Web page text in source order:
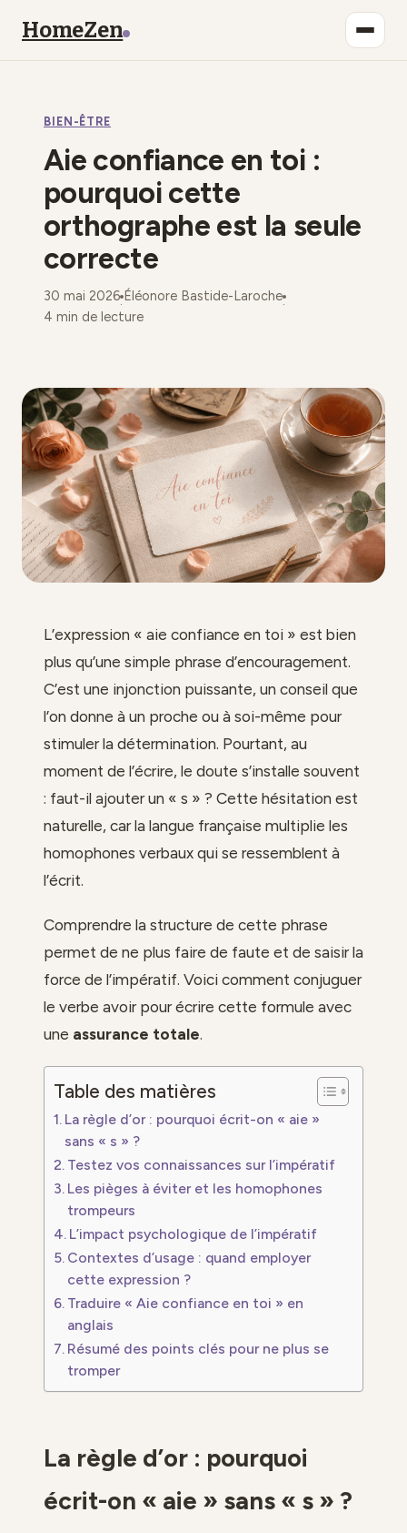
HomeZen
Mode
Déco
BIEN-ÊTRE
Aie confiance en toi :
pourquoi cette
orthographe est la seule
correcte
30 mai 2026
·
Éléonore Bastide-Laroche
·
4 min de lecture
L’expression « aie confiance en toi » est bien
plus qu’une simple phrase d’encouragement.
C’est une injonction puissante, un conseil que
l’on donne à un proche ou à soi-même pour
stimuler la détermination. Pourtant, au
moment de l’écrire, le doute s’installe souvent
: faut-il ajouter un « s » ? Cette hésitation est
naturelle, car la langue française multiplie les
homophones verbaux qui se ressemblent à
l’écrit.
Comprendre la structure de cette phrase
permet de ne plus faire de faute et de saisir la
force de l’impératif. Voici comment conjuguer
le verbe avoir pour écrire cette formule avec
une assurance totale.
Table des matières
La règle d’or : pourquoi écrit-on « aie »
sans « s » ?
Testez vos connaissances sur l’impératif
Les pièges à éviter et les homophones
trompeurs
L’impact psychologique de l’impératif
Contextes d’usage : quand employer
cette expression ?
Traduire « Aie confiance en toi » en
anglais
Résumé des points clés pour ne plus se
tromper
La règle d’or : pourquoi
écrit-on « aie » sans « s » ?